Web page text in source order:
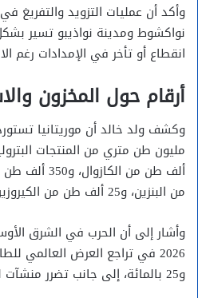
وأكد أن عمليات التزويد والتفريغ
نواكشوطومدينة نواذيبو تسير
انقطاع أو تأخر في الإمدادات رغم
أرقام حول المخزون
من البنزين، و25 ألف طن من الكيروزين.
وأشار إلى أن الحرب في الشرق
و25 بالمائة، إلى جانب تضرر منشآت لتكرير النفط وتسييل الغاز.